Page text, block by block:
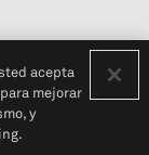
acepta
mejorar
y